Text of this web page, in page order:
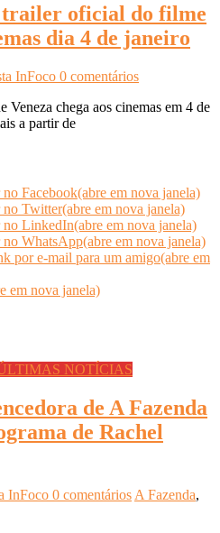
oficial do filme
dia 4 de janeiro
InFoco 0 comentários
Veneza chega aos cinemas em 4 de
a partir de
Facebook(abre em nova janela)
Twitter(abre em nova janela)
LinkedIn(abre em nova janela)
WhatsApp(abre em nova janela)
por e-mail para um amigo(abre em
em nova janela)
NOTÍCIAS
de A Fazenda
de Rachel
InFoco 0 comentários A Fazenda,